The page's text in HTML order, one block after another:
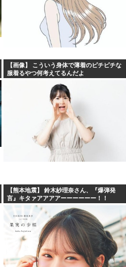
【画像】 こういう身体で薄着のピチピチな
服着るやつ何考えてるんだよ
【熊本地震】 鈴木紗理奈さん、『爆弾発
言』キタァアアアアーーーーーー！！